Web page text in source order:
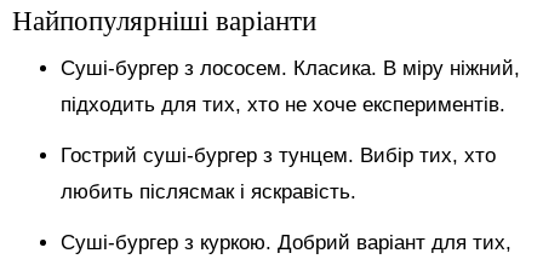
Найпопулярніші варіанти
Суші-бургер з лососем. Класика. В міру ніжний,
підходить для тих, хто не хоче експериментів.
Гострий суші-бургер з тунцем. Вибір тих, хто
любить післясмак і яскравість.
Суші-бургер з куркою. Добрий варіант для тих,